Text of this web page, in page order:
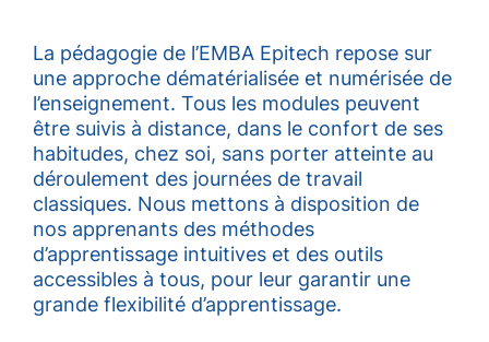
La pédagogie de l’EMBA Epitech repose sur
une approche dématérialisée et numérisée de
l’enseignement. Tous les modules peuvent
être suivis à distance, dans le confort de ses
habitudes, chez soi, sans porter atteinte au
déroulement des journées de travail
classiques. Nous mettons à disposition de
nos apprenants des méthodes
d’apprentissage intuitives et des outils
accessibles à tous, pour leur garantir une
grande flexibilité d’apprentissage.